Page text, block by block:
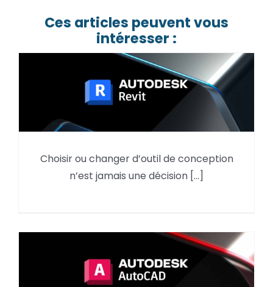
Ces articles peuvent vous
intéresser :
Pourquoi utiliser Autodesk Revit
en 2026 ?
Choisir ou changer d’outil de conception
n’est jamais une décision [...]